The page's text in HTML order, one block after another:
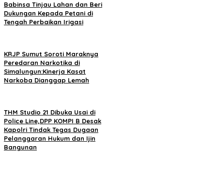
Babinsa Tinjau Lahan dan Beri
Dukungan Kepada Petani di
Tengah Perbaikan Irigasi
KRJP Sumut Soroti Maraknya
Peredaran Narkotika di
Simalungun:Kinerja Kasat
Narkoba Dianggap Lemah
THM Studio 21 Dibuka Usai di
Police Line,DPP KOMPI B Desak
Kapolri Tindak Tegas Dugaan
Pelanggaran Hukum dan Ijin
Bangunan